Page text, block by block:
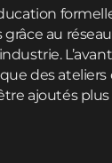
au
des
ajoutés